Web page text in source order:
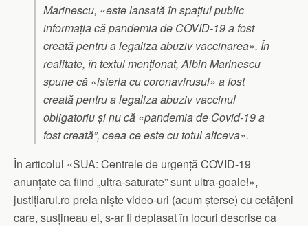
Marinescu, «este lansată în spațiul public
informația că pandemia de COVID-19 a fost
creată pentru a legaliza abuziv vaccinarea». În
realitate, în textul menționat, Albin Marinescu
spune că «isteria cu coronavirusul» a fost
creată pentru a legaliza abuziv vaccinul
obligatoriu și nu că «pandemia de Covid-19 a
fost creată”, ceea ce este cu totul altceva».
În articolul «SUA: Centrele de urgență COVID-19
anunțate ca fiind „ultra-saturate” sunt ultra-goale!»,
justițiarul.ro preia niște video-uri (acum șterse) cu cetățeni
care, susțineau ei, s-ar fi deplasat în locuri descrise ca